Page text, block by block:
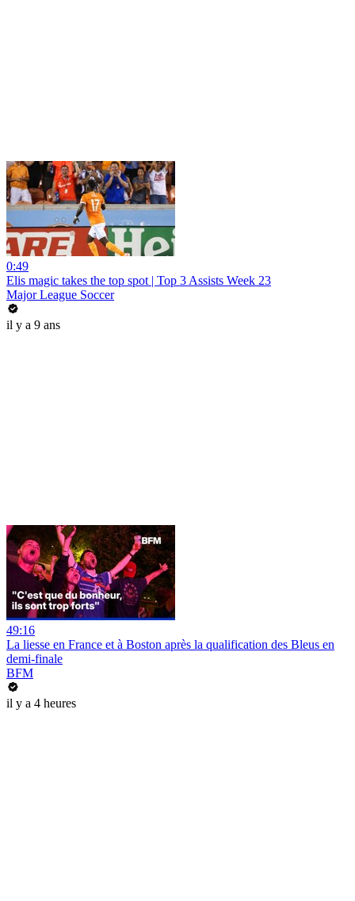
0:49
Elis magic takes the top spot | Top 3 Assists Week 23
Major League Soccer
il y a 9 ans
49:16
La liesse en France et à Boston après la qualification des Bleus en
demi-finale
BFM
il y a 4 heures